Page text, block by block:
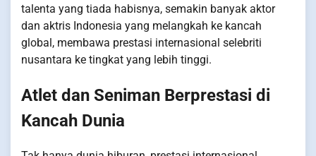
talenta yang tiada habisnya, semakin banyak aktor
dan aktris Indonesia yang melangkah ke kancah
global, membawa prestasi internasional selebriti
nusantara ke tingkat yang lebih tinggi.
Atlet dan Seniman Berprestasi di
Kancah Dunia